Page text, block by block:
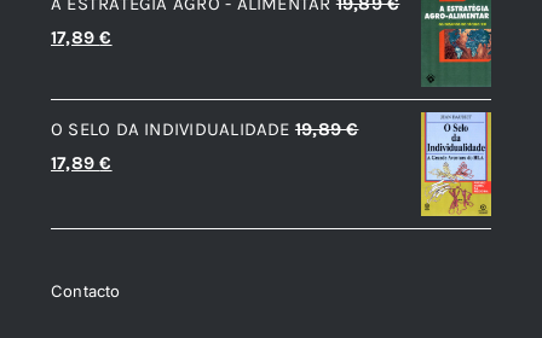
era:
é:
O
original
era:
19,89 €.
17,89€
atual
é:
17,89 €.
O SELO DA INDIVIDUALIDADE 19,89€
O
original
19,89 €.
17,89€
atual
17,89 €.
Contacto